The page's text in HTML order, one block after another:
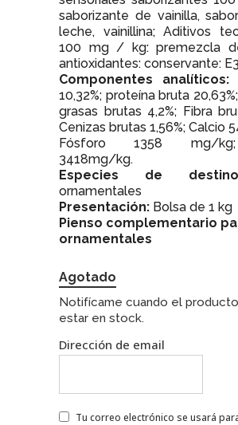
saborizante de vainilla,
leche, vainillina; Aditivos
100 mg / kg: premezcla
antioxidantes: conservante:
Componentes analíticos:
10,32%; proteína bruta
grasas brutas 4,2%; Fibra
Cenizas brutas 1,56%; Calcio
Fósforo 1358 mg/
3418mg/kg.
Especies de
ornamentales
Presentación: Bolsa de 1 kg
Pienso complementario
ornamentales
Agotado
Notifícame cuando el
estar en stock.
Dirección de email
Tu correo electrónico se usará